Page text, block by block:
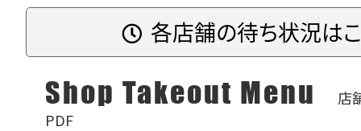
各店舗の待ち状況は
Shop Takeout Menu
店
PDF